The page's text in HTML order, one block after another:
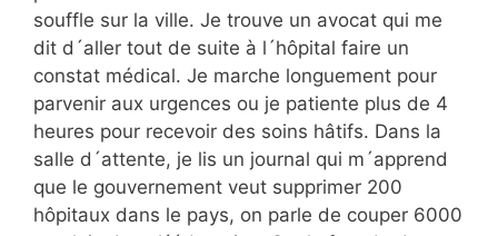
souffle sur la ville. Je trouve un avocat qui me
dit d´aller tout de suite à l´hôpital faire un
constat médical. Je marche longuement pour
parvenir aux urgences ou je patiente plus de 4
heures pour recevoir des soins hâtifs. Dans la
salle d´attente, je lis un journal qui m´apprend
que le gouvernement veut supprimer 200
hôpitaux dans le pays, on parle de couper 6000